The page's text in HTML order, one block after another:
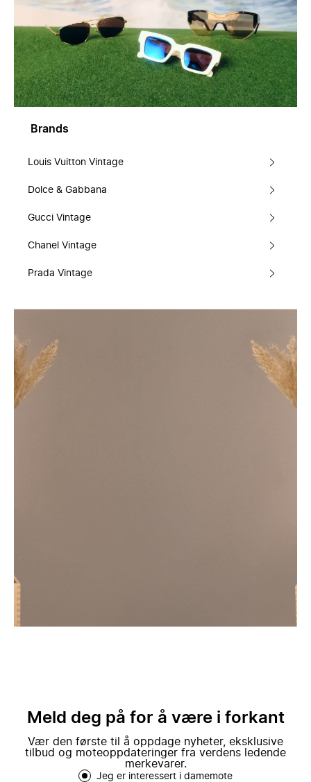
Brands
Louis Vuitton Vintage
Dolce & Gabbana
Gucci Vintage
Chanel Vintage
Prada Vintage
Meld deg på for å være i forkant
Vær den første til å oppdage nyheter, eksklusive
tilbud og moteoppdateringer fra verdens ledende
merkevarer.
Jeg er interessert i damemote